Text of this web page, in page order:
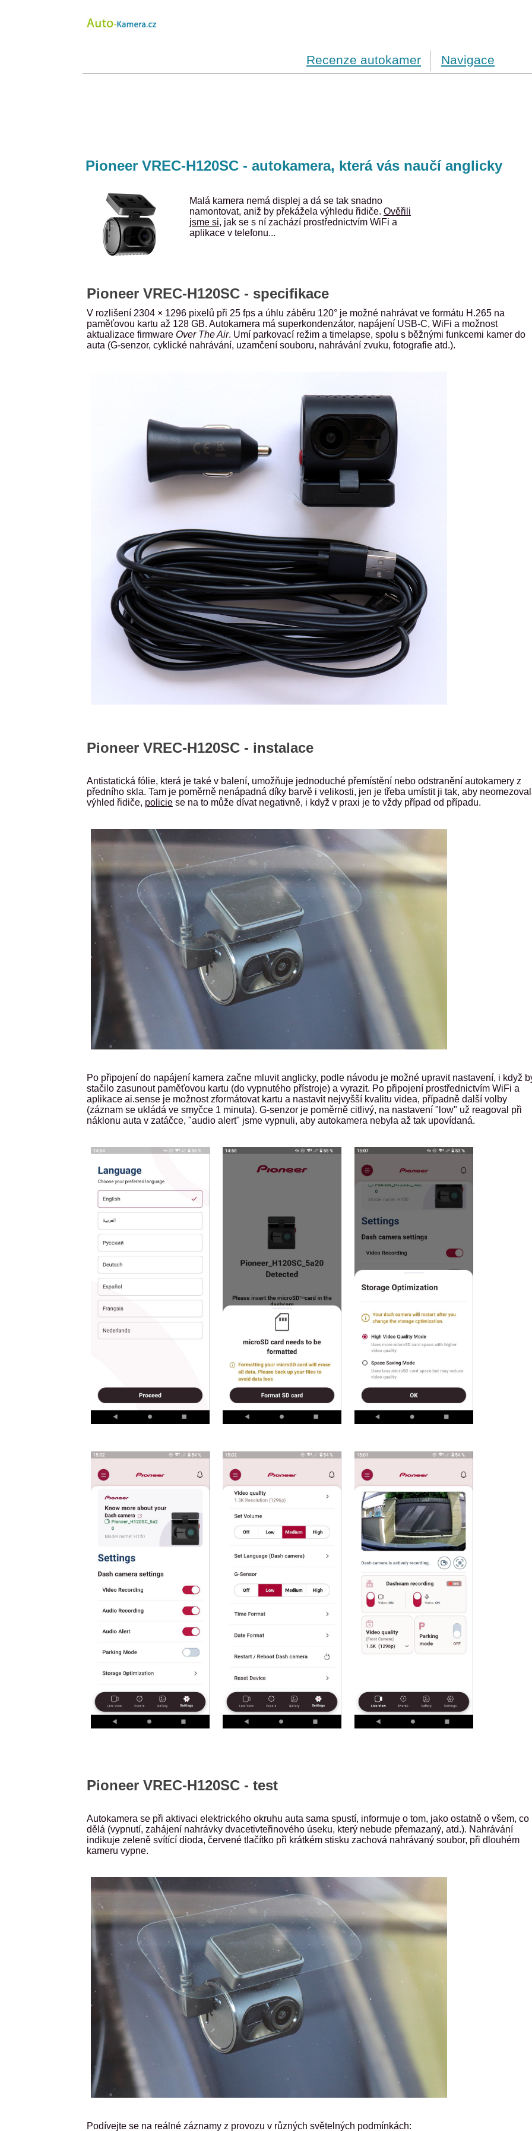
Recenze autokamer Navigace
Pioneer VREC-H120SC - autokamera, která vás naučí anglicky
Malá kamera nemá displej a dá se tak snadno
namontovat, aniž by překážela výhledu řidiče. Ověřili
jsme si, jak se s ní zachází prostřednictvím WiFi a
aplikace v telefonu...
Pioneer VREC-H120SC - specifikace
V rozlišení 2304 × 1296 pixelů při 25 fps a úhlu záběru 120° je možné nahrávat ve formátu H.265 na
paměťovou kartu až 128 GB. Autokamera má superkondenzátor, napájení USB-C, WiFi a možnost
aktualizace firmware Over The Air. Umí parkovací režim a timelapse, spolu s běžnými funkcemi kamer do
auta (G-senzor, cyklické nahrávání, uzamčení souboru, nahrávání zvuku, fotografie atd.).
Pioneer VREC-H120SC - instalace
Antistatická fólie, která je také v balení, umožňuje jednoduché přemístění nebo odstranění autokamery z
předního skla. Tam je poměrně nenápadná díky barvě i velikosti, jen je třeba umístit ji tak, aby
výhled řidiče, policie se na to může dívat negativně, i když v praxi je to vždy případ od případu.
Po připojení do napájení kamera začne mluvit anglicky, podle návodu je možné upravit nastavení, i když
stačilo zasunout paměťovou kartu (do vypnutého přístroje) a vyrazit. Po připojení prostřednictvím WiFi a
aplikace ai.sense je možnost zformátovat kartu a nastavit nejvyšší kvalitu videa, případně další volby
(záznam se ukládá ve smyčce 1 minuta). G-senzor je poměrně citlivý, na nastavení "low" už reagoval při
náklonu auta v zatáčce, "audio alert" jsme vypnuli, aby autokamera nebyla až tak upovídaná.
Pioneer VREC-H120SC - test
Autokamera se při aktivaci elektrického okruhu auta sama spustí, informuje o tom, jako ostatně o všem, co
dělá (vypnutí, zahájení nahrávky dvacetivteřinového úseku, který nebude přemazaný, atd.). Nahrávání
indikuje zeleně svítící dioda, červené tlačítko při krátkém stisku zachová nahrávaný soubor, při dlouhém
kameru vypne.
Podívejte se na reálné záznamy z provozu v různých světelných podmínkách: